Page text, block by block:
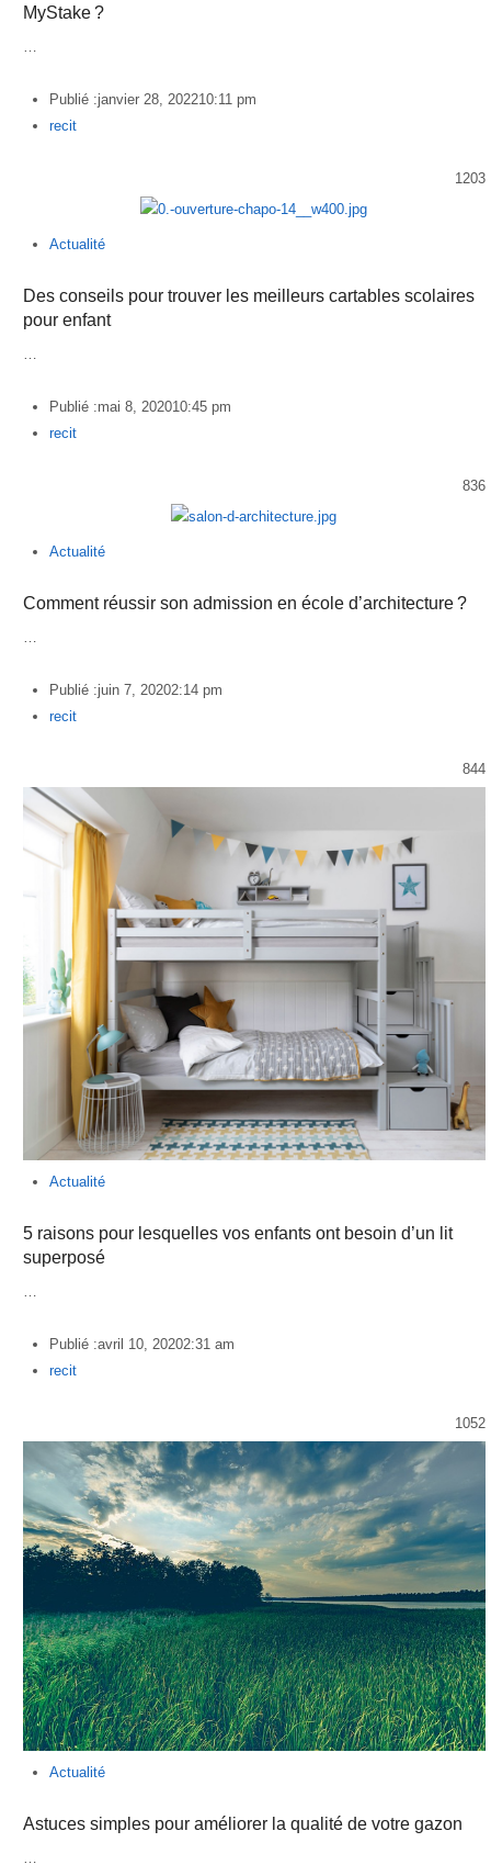
MyStake ?
…
Publié :janvier 28, 202210:11 pm
Author
recit
1203
Actualité
Des conseils pour trouver les meilleurs cartables scolaires
pour enfant
…
Publié :mai 8, 202010:45 pm
Author
recit
836
Actualité
Comment réussir son admission en école d’architecture ?
…
Publié :juin 7, 20202:14 pm
Author
recit
844
Actualité
5 raisons pour lesquelles vos enfants ont besoin d’un lit
superposé
…
Publié :avril 10, 20202:31 am
Author
recit
1052
Actualité
Astuces simples pour améliorer la qualité de votre gazon